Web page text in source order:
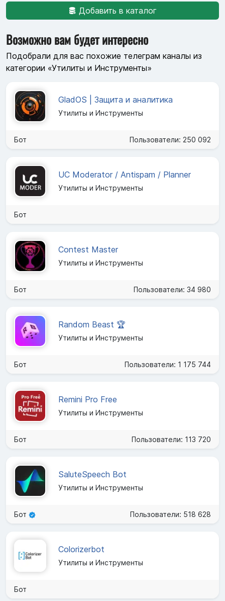
Добавить в каталог
Возможно вам будет интересно
Подобрали для вас похожие телеграм каналы из
категории «Утилиты и Инструменты»
GladOS | Защита и аналитика
Утилиты и Инструменты
Бот Пользователи: 250 092
UC Moderator / Antispam / Planner
Утилиты и Инструменты
Бот
Contest Master
Утилиты и Инструменты
Бот Пользователи: 34 980
Random Beast 🏆
Утилиты и Инструменты
Бот Пользователи: 1 175 744
Remini Pro Free
Утилиты и Инструменты
Бот Пользователи: 113 720
SaluteSpeech Bot
Утилиты и Инструменты
Бот Пользователи: 518 628
Colorizerbot
Утилиты и Инструменты
Бот